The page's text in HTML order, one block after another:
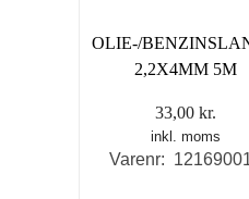
OLIE-/
2,2X4MM 5M
33,00 kr.
inkl. moms
Varenr: